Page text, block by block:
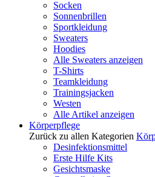
Socken
Sonnenbrillen
Sportkleidung
Sweaters
Hoodies
Alle Sweaters anzeigen
T-Shirts
Teamkleidung
Trainingsjacken
Westen
Alle Artikel anzeigen
Körperpflege
Zurück zu allen Kategorien
Desinfektionsmittel
Erste Hilfe Kits
Gesichtsmaske